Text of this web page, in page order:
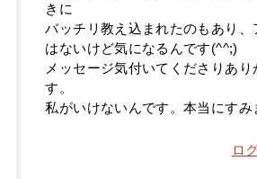
きに
バッチリ教え込まれたのもあり
はないけど気になるんです(^^;)
メッセージ気付いてくださりあり
す。
私がいけないんです。本当にすみ
ロ